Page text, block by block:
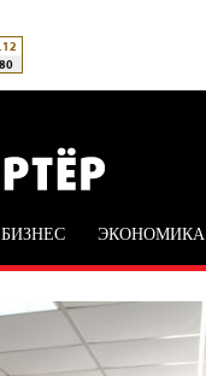
БИЗНЕС ЭКОНОМИКА